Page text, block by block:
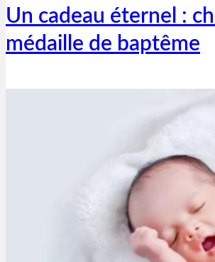
Un cadeau éternel :
médaille de baptême